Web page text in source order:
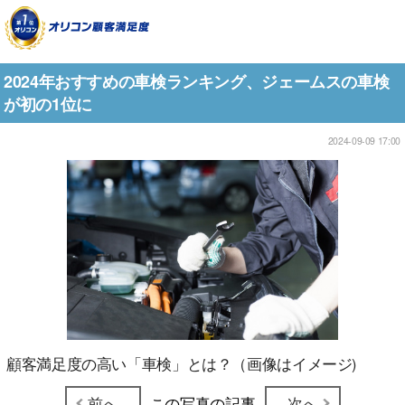
2024年おすすめの車検ランキング、ジェームスの車検
が初の1位に
2024-09-09 17:00
顧客満足度の高い「車検」とは？（画像はイメージ)